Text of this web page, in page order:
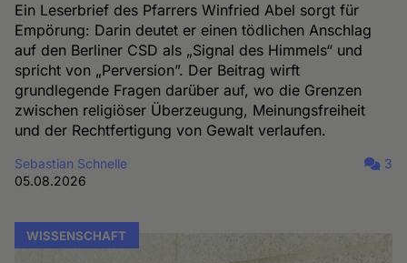
Ein Leserbrief des Pfarrers Winfried Abel sorgt für
Empörung: Darin deutet er einen tödlichen Anschlag
auf den Berliner CSD als „Signal des Himmels“ und
spricht von „Perversion”. Der Beitrag wirft
grundlegende Fragen darüber auf, wo die Grenzen
zwischen religiöser Überzeugung, Meinungsfreiheit
und der Rechtfertigung von Gewalt verlaufen.
Sebastian Schnelle
05.08.2026
3
WISSENSCHAFT